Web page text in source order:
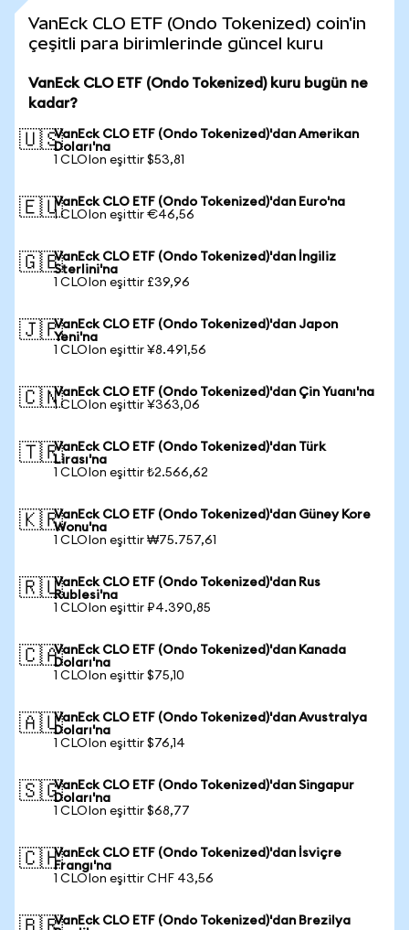
VanEck CLO ETF (Ondo Tokenized) coin'in
çeşitli para birimlerinde güncel kuru
VanEck CLO ETF (Ondo Tokenized) kuru bugün ne
kadar?
🇺🇸VanEck CLO ETF (Ondo Tokenized)'dan Amerikan
Doları'na
1 CLOIon eşittir $53,81
🇪🇺VanEck CLO ETF (Ondo Tokenized)'dan Euro'na
1 CLOIon eşittir €46,56
🇬🇧VanEck CLO ETF (Ondo Tokenized)'dan İngiliz
Sterlini'na
1 CLOIon eşittir £39,96
🇯🇵VanEck CLO ETF (Ondo Tokenized)'dan Japon
Yeni'na
1 CLOIon eşittir ¥8.491,56
🇨🇳VanEck CLO ETF (Ondo Tokenized)'dan Çin Yuanı'na
1 CLOIon eşittir ¥363,06
🇹🇷VanEck CLO ETF (Ondo Tokenized)'dan Türk
Lirası'na
1 CLOIon eşittir ₺2.566,62
🇰🇷VanEck CLO ETF (Ondo Tokenized)'dan Güney Kore
Wonu'na
1 CLOIon eşittir ₩75.757,61
🇷🇺VanEck CLO ETF (Ondo Tokenized)'dan Rus
Rublesi'na
1 CLOIon eşittir ₽4.390,85
🇨🇦VanEck CLO ETF (Ondo Tokenized)'dan Kanada
Doları'na
1 CLOIon eşittir $75,10
🇦🇺VanEck CLO ETF (Ondo Tokenized)'dan Avustralya
Doları'na
1 CLOIon eşittir $76,14
🇸🇬VanEck CLO ETF (Ondo Tokenized)'dan Singapur
Doları'na
1 CLOIon eşittir $68,77
🇨🇭VanEck CLO ETF (Ondo Tokenized)'dan İsviçre
Frangı'na
1 CLOIon eşittir CHF 43,56
VanEck CLO ETF (Ondo Tokenized)'dan Brezilya